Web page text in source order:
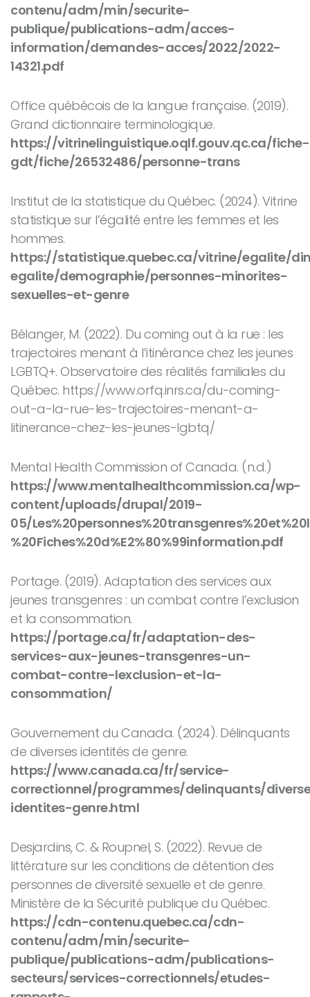
contenu/adm/min/securite-
publique/publications-adm/acces-
information/demandes-acces/2022/2022-
14321.pdf
Office québécois de la langue française. (2019).
Grand dictionnaire terminologique.
https://vitrinelinguistique.oqlf.gouv.qc.ca/fiche-
gdt/fiche/26532486/personne-trans
Institut de la statistique du Québec. (2024). Vitrine
statistique sur l’égalité entre les femmes et les
hommes.
https://statistique.quebec.ca/vitrine/egalite/
egalite/demographie/personnes-minorites-
sexuelles-et-genre
Bélanger, M. (2022). Du coming out à la rue : les
trajectoires menant à l’itinérance chez les jeunes
LGBTQ+. Observatoire des réalités familiales du
Québec. https://www.orfq.inrs.ca/du-coming-
out-a-la-rue-les-trajectoires-menant-a-
litinerance-chez-les-jeunes-lgbtq/
Mental Health Commission of Canada. (n.d.)
https://www.mentalhealthcommission.ca/wp-
content/uploads/drupal/2019-
05/
%20Fiches%20d%E2%80%99information.pdf
Portage. (2019). Adaptation des services aux
jeunes transgenres : un combat contre l’exclusion
et la consommation.
https://portage.ca/fr/adaptation-des-
services-aux-jeunes-transgenres-un-
combat-contre-lexclusion-et-la-
consommation/
Gouvernement du Canada. (2024). Délinquants
de diverses identités de genre.
https://www.canada.ca/fr/service-
correctionnel/programmes/delinquants/
identites-genre.html
Desjardins, C. & Roupnel, S. (2022). Revue de
littérature sur les conditions de détention des
personnes de diversité sexuelle et de genre.
Ministère de la Sécurité publique du Québec.
https://cdn-contenu.quebec.ca/cdn-
contenu/adm/min/securite-
publique/publications-adm/publications-
secteurs/services-correctionnels/etudes-